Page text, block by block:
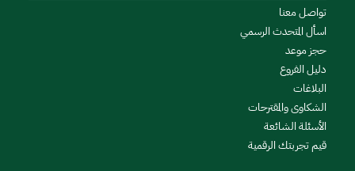
تواصل معنا
اسأل المتحدث الرسمي
حجز موعد
دليل الفروع
البلاغات
الشكاوى والمقترحات
الأسئلة الشائعة
قيم تجربتك الرقمية